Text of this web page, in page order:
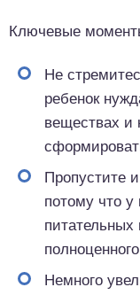
Ключевые
Не
ребенок
веществах и
Пропустите
потому что у
Немного